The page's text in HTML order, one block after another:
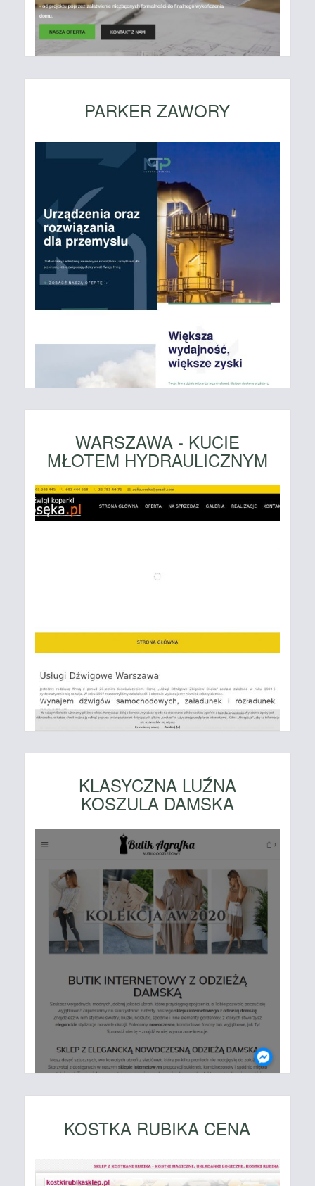
PARKER ZAWORY
WARSZAWA - KUCIE
MŁOTEM HYDRAULICZNYM
KLASYCZNA LUŹNA
KOSZULA DAMSKA
KOSTKA RUBIKA CENA